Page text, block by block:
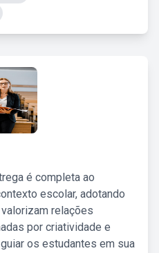
é completa ao
escolar, adotando
relações
por criatividade e
os estudantes em sua